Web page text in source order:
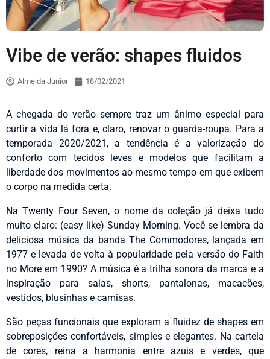
Vibe de verão: shapes fluidos
Almeida Junior 18/02/2021
A chegada do verão sempre traz um ânimo especial para
curtir a vida lá fora e, claro, renovar o guarda-roupa. Para a
temporada 2020/2021, a tendência é a valorização do
conforto com tecidos leves e modelos que facilitam a
liberdade dos movimentos ao mesmo tempo em que exibem
o corpo na medida certa.
Na Twenty Four Seven, o nome da coleção já deixa tudo
muito claro: (easy like) Sunday Morning. Você se lembra da
deliciosa música da banda The Commodores, lançada em
1977 e levada de volta à popularidade pela versão do Faith
no More em 1990? A música é a trilha sonora da marca e a
inspiração para saias, shorts, pantalonas, macacões,
vestidos, blusinhas e camisas.
São peças funcionais que exploram a fluidez de shapes em
sobreposições confortáveis, simples e elegantes. Na cartela
de cores, reina a harmonia entre azuis e verdes, que